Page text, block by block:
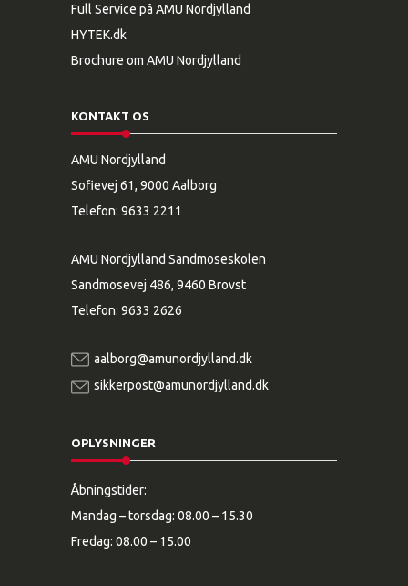
Full Service på AMU Nordjylland
HYTEK.dk
Brochure om AMU Nordjylland
KONTAKT OS
AMU Nordjylland
Sofievej 61, 9000 Aalborg
Telefon: 9633 2211
AMU Nordjylland Sandmoseskolen
Sandmosevej 486, 9460 Brovst
Telefon: 9633 2626
aalborg@amunordjylland.dk
sikkerpost@amunordjylland.dk
OPLYSNINGER
Åbningstider:
Mandag – torsdag: 08.00 – 15.30
Fredag: 08.00 – 15.00